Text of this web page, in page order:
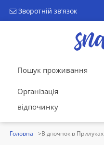
Зворотній зв'язок
Пошук проживання
Організація
відпочинку
Головна Відпочнок в Прилуках